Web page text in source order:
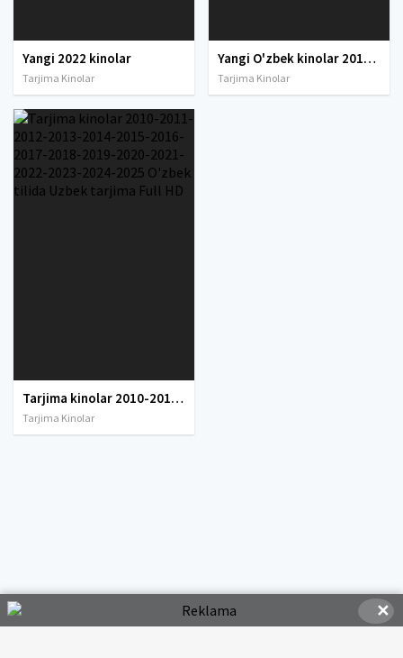
Yangi 2022 kinolar
Tarjima Kinolar
Yangi O'zbek kinolar 2010-2011-2012-2013-2014-2015-2016-2017-2018-2019-2020-2021-2022-2023-2024-2025 O'zbek tilida Uzbek tarjima Full HD
Tarjima Kinolar
Tarjima kinolar 2010-2011-2012-2013-2014-2015-2016-2017-2018-2019-2020-2021-2022-2023-2024-2025 O'zbek tilida Uzbek tarjima Full HD
Tarjima Kinolar
✕